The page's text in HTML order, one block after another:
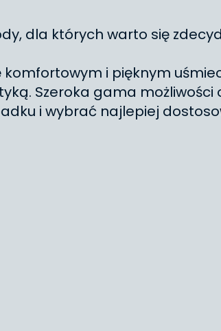
dla których warto się
i pięknym
Szeroka gama możliwości
i wybrać najlepiej